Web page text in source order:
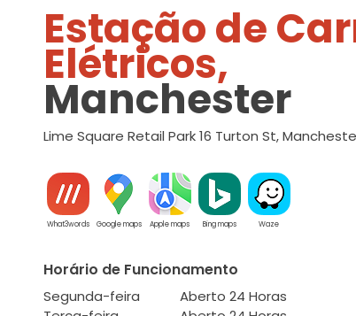
Estação de
Elétricos,
Manchester
Lime Square Retail Park 16 Turton St, Manchester,
What3words Google maps Apple maps Bing maps Waze
Horário de Funcionamento
Segunda-feira
Aberto 24 Horas